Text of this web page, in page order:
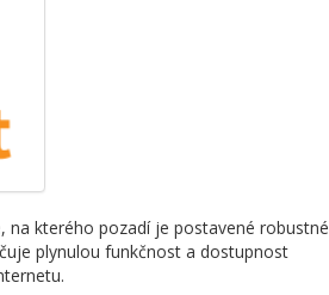
kterého pozadí je postavené robustné
plynulou funkčnost a dostupnost